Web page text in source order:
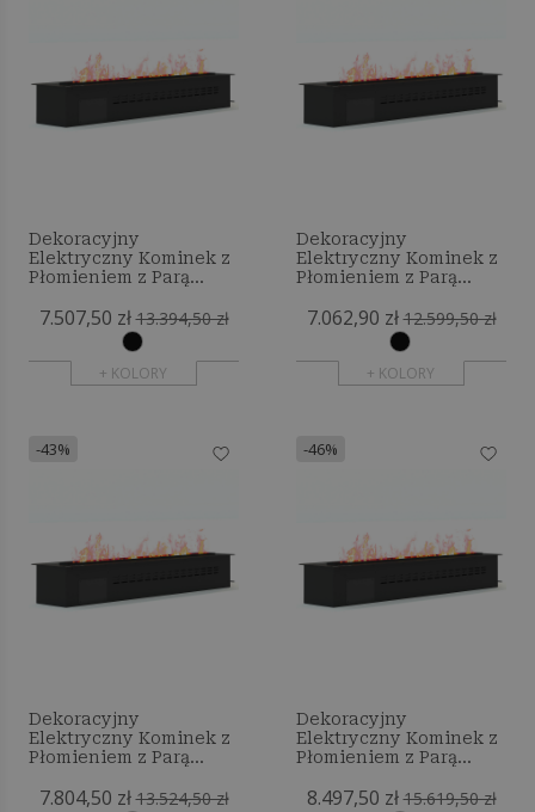
Dekoracyjny
Elektryczny Kominek z
Płomieniem z Parą
7.507,50 zł 13.394,50 zł
+ KOLORY
Dekoracyjny
Elektryczny Kominek z
Płomieniem z Parą
7.062,90 zł 12.599,50 zł
+ KOLORY
-43%
Dekoracyjny
Elektryczny Kominek z
Płomieniem z Parą
7.804,50 zł 13.524,50 zł
-46%
Dekoracyjny
Elektryczny Kominek z
Płomieniem z Parą
8.497,50 zł 15.619,50 zł